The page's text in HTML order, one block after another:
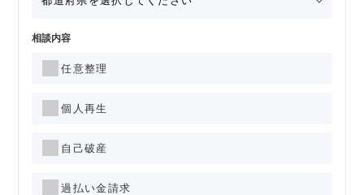
相談内容
任意整理
個人再生
自己破産
過払い金請求